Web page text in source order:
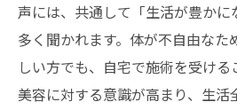
声には、共通して「生活が豊か
多く聞かれます。体が不自由なた
しい方でも、自宅で施術を受ける
美容に対する意識が高まり、生活